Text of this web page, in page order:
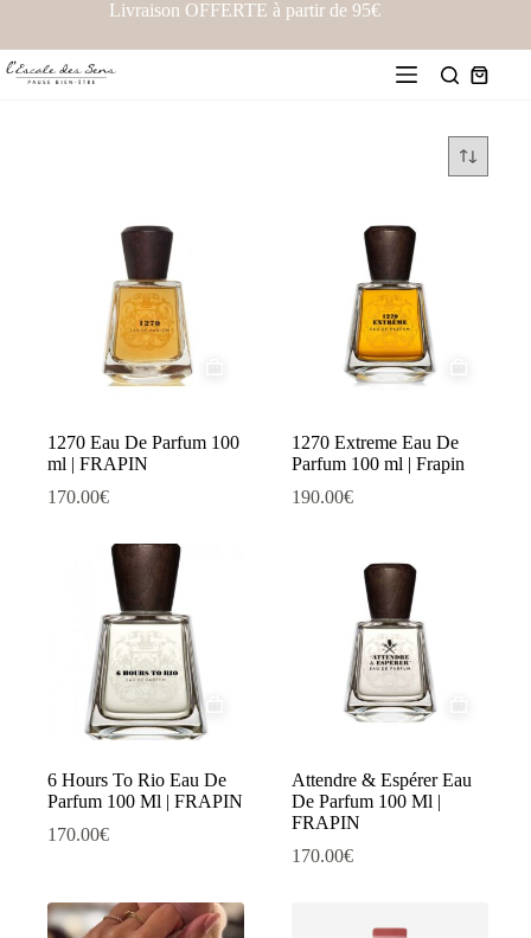
Livraison OFFERTE à partir de 95€
1270 Eau De Parfum 100
ml | FRAPIN
170.00€
1270 Extreme Eau De
Parfum 100 ml | Frapin
190.00€
6 Hours To Rio Eau De
Parfum 100 Ml | FRAPIN
170.00€
Attendre & Espérer Eau
De Parfum 100 Ml |
FRAPIN
170.00€